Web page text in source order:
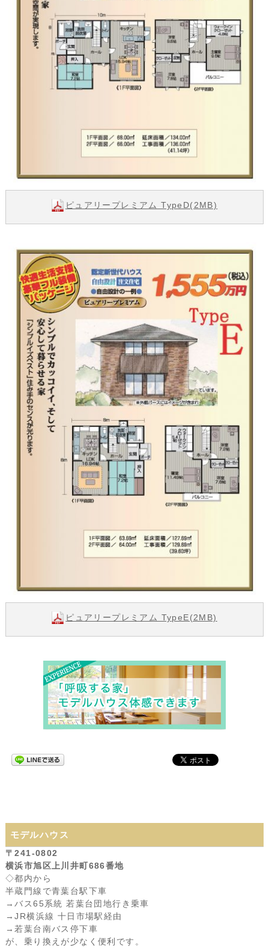
ピュアリープレミアム TypeD(2MB)
ピュアリープレミアム TypeE(2MB)
モデルハウス
〒241-0802
横浜市旭区上川井町686番地
◇都内から
半蔵門線で青葉台駅下車
→バス65系統 若葉台団地行き乗車
→JR横浜線 十日市場駅経由
→若葉台南バス停下車
が、乗り換えが少なく便利です。